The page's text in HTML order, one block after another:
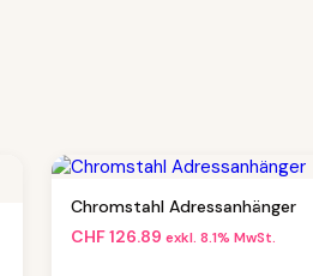
Chromstahl Adressanhänger
CHF126.89 exkl. 8.1% MwSt.